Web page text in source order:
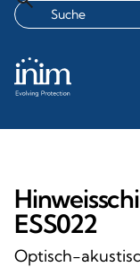
ESS022
Optisch-